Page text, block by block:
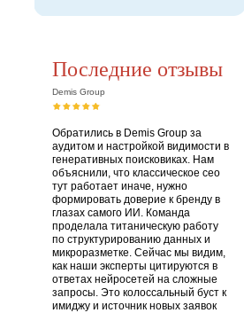
Последние отзывы
Demis Group
Обратились в Demis Group за
аудитом и настройкой видимости в
генеративных поисковиках. Нам
объяснили, что классическое сео
тут работает иначе, нужно
формировать доверие к бренду в
глазах самого ИИ. Команда
проделала титаническую работу
по структурированию данных и
микроразметке. Сейчас мы видим,
как наши эксперты цитируются в
ответах нейросетей на сложные
запросы. Это колоссальный буст к
имиджу и источник новых заявок